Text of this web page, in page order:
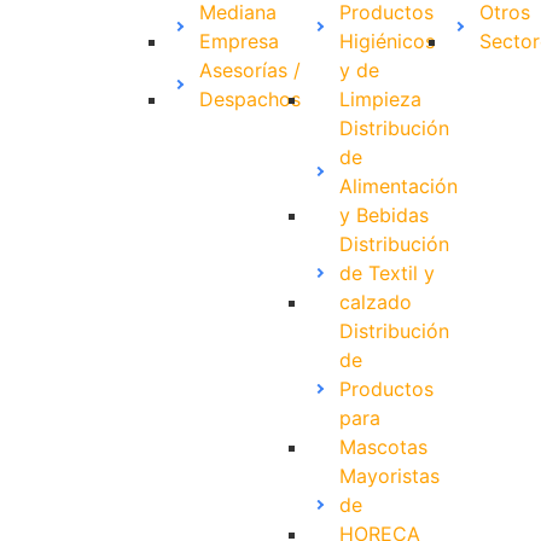
Mediana
Empresa
Asesorías /
Despachos
Productos
Higiénicos
y de
Limpieza
Distribución
de
Alimentación
y Bebidas
Distribución
de Textil y
calzado
Distribución
de
Productos
para
Mascotas
Mayoristas
de
HORECA
Otros